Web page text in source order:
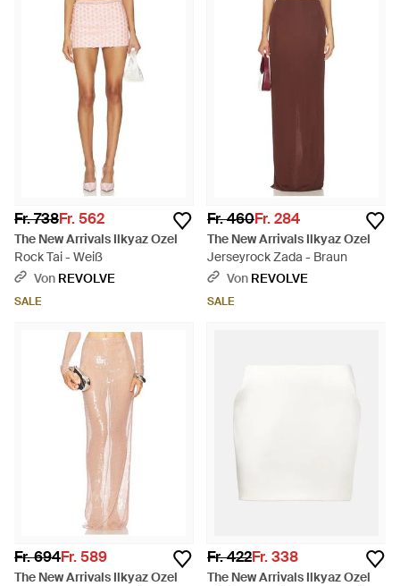
Fr. 738Fr. 562
The New Arrivals Ilkyaz Ozel
Rock Tai - Weiß
Von REVOLVE
SALE
Fr. 460Fr. 284
The New Arrivals Ilkyaz Ozel
Jerseyrock Zada - Braun
Von REVOLVE
SALE
Fr. 694Fr. 589
The New Arrivals Ilkyaz Ozel
Fr. 422Fr. 338
The New Arrivals Ilkyaz Ozel